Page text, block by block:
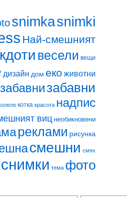
snimkasnimki
Най-смешният
весели вещи
дизайн дом еко животни
забавнизабавни
котка красота надпис
виц необикновени
реклами рисунка
смешни смях
снимки тема фото